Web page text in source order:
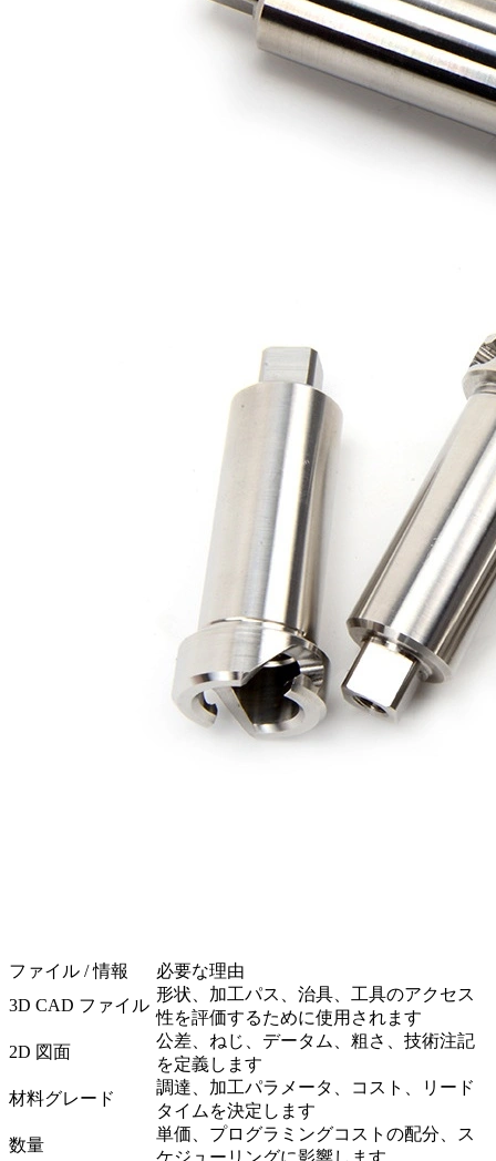
ファイル / 情報
必要な理由
3D CAD ファイル
形状、加工パス、治具、工具のアクセス
性を評価するために使用されます
2D 図面
公差、ねじ、データム、粗さ、技術注記
を定義します
材料グレード
調達、加工パラメータ、コスト、リード
タイムを決定します
数量
単価、プログラミングコストの配分、ス
ケジューリングに影響します